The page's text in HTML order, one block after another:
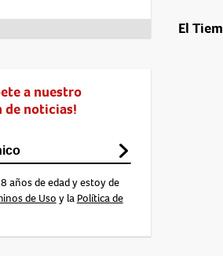
El
a nuestro
de noticias!
años de edad y estoy de
de Uso y la Política de